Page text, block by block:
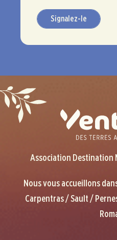
Signalez-le
Association Destination
Nous vous accueillons
Carpentras / Sault /